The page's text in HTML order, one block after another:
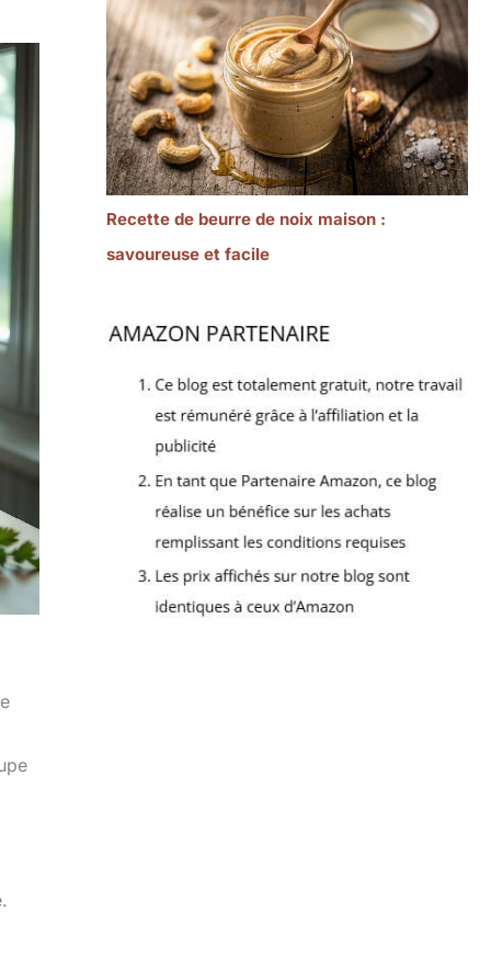
Recette de beurre de noix maison :
savoureuse et facile